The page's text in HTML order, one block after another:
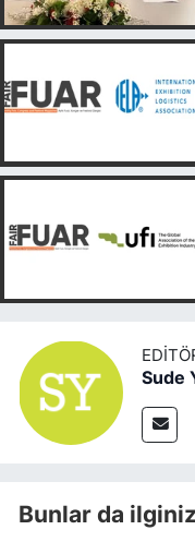
Sude
Bunlar da